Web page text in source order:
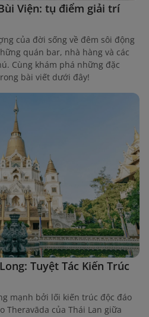
Viện: tụ điểm giải trí
của đời sống về đêm sôi động
quán bar, nhà hàng và các
Cùng khám phá những đặc
bài viết dưới đây!
Tuyệt Tác Kiến Trúc
mạnh bởi lối kiến trúc độc đáo
Theravāda của Thái Lan giữa